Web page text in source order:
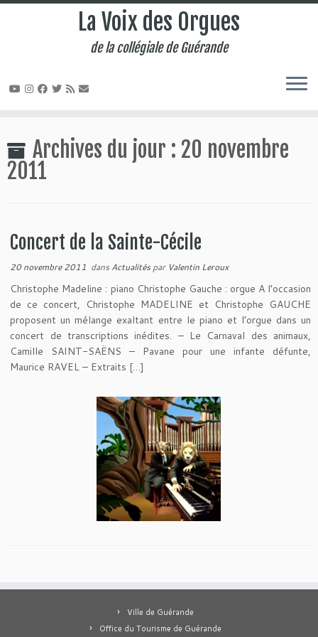
au
contenu
La Voix des Orgues
de la collégiale de Guérande
Archives du jour : 20 novembre
2011
Concert de la Sainte-Cécile
20 novembre 2011 dans Actualitéspar Valentin Leroux
Christophe Madeline : piano Christophe Gauche : orgue A l’occasion
de ce concert, Christophe MADELINE et Christophe GAUCHE
proposent un mélange exaltant entre le piano et l’orgue dans un
concert de transcriptions inédites. – Le Carnaval des animaux,
Camille SAINT-SAËNS – Pavane pour une infante défunte,
Maurice RAVEL – Extraits […]
Ville de Guérande
Office du Tourisme de Guérande